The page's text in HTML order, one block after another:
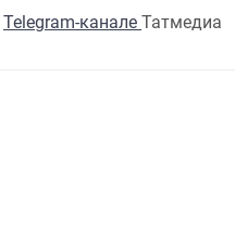
Telegram-канале Татмедиа